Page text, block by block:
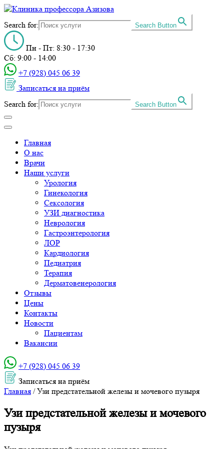
Search for: Search Button
Пн - Пт: 8:30 - 17:30
Сб: 9:00 - 14:00
+7 (928) 045 06 39‬
Записаться на приём
Search for:
Search Button
Главная
О нас
Врачи
Наши услуги
Урология
Гинекология
Сексология
УЗИ диагностика
Неврология
Гастроэнтерология
ЛОР
Кардиология
Педиатрия
Терапия
Дерматовенерология
Отзывы
Цены
Контакты
Новости
Пациентам
Вакансии
+7 (928) 045 06 39‬
Записаться на приём
Главная / Узи предстательной железы и мочевого пузыря
Узи предстательной железы и мочевого
пузыря